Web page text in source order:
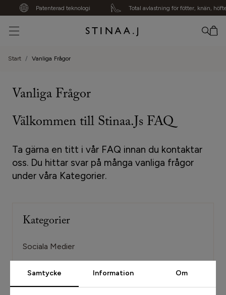
Samtycke Information Om
Patenterad teknologi Total avlastning för fötter, knän,
Din varukorg är tom
Start Vanliga Frågor
Vanliga Frågor
Välkommen till Stinaa.Js FAQ
Ta gärna en titt i vår FAQ innan du kontaktar
oss. Du hittar svar på många vanliga frågor
under våra Kategorier.
Kategorier
Sociala Medier
Produkter och teknologi